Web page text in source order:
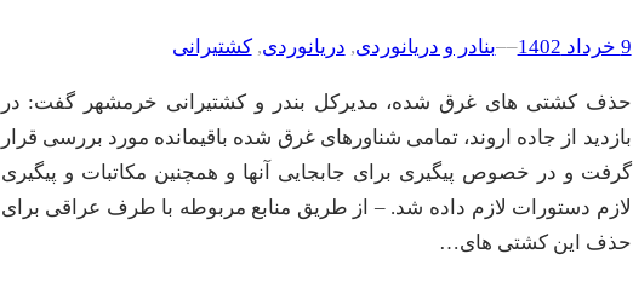
9 خرداد 1402 –
–بنادر و دریانوردی, دریانوردی, کشتیرانی
حذف کشتی های غرق شده، مدیرکل بندر و کشتیرانی خرمشهر گفت: در
بازدید از جاده اروند، تمامی شناورهای غرق شده باقیمانده مورد بررسی قرار
گرفت و در خصوص پیگیری برای جابجایی آنها و همچنین مکاتبات و پیگیری
لازم دستورات لازم داده شد. – از طریق منابع مربوطه با طرف عراقی برای
حذف این کشتی های…